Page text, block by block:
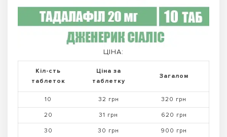
ЦІНА:
Кіл-сть
таблеток
Ціна за
таблетку
Загалом
10 32 грн 320 грн
20 31 грн 620 грн
30 30 грн 900 грн